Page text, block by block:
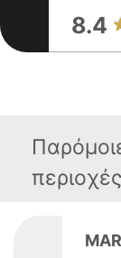
8.4
περιοχές